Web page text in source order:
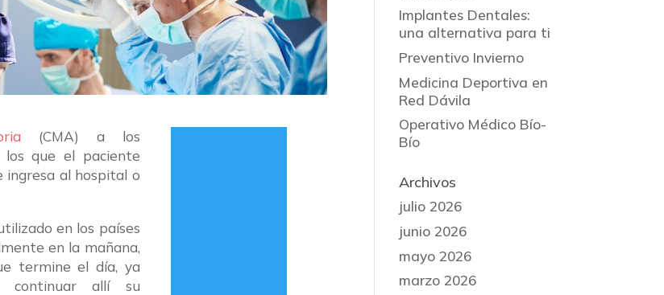
(CMA) a los
los que el paciente
ingresa al hospital o
en los países
en la mañana,
termine el día, ya
allí su
Implantes Dentales:
una alternativa para ti
Preventivo Invierno
Medicina Deportiva en
Red Dávila
Operativo Médico Bío-
Bío
Archivos
julio 2026
junio 2026
mayo 2026
marzo 2026